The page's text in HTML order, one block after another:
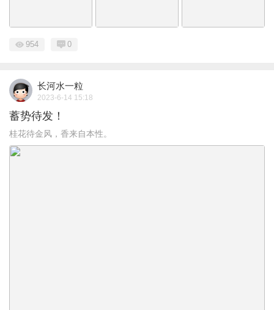
954 0
长河水一粒
2023-6-14 15:18
蓄势待发！
桂花待金风，香来自本性。